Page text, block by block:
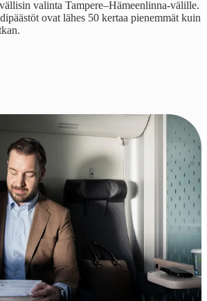
valinta Tampere–Hämeenlinna-välille.
ovat lähes 50 kertaa pienemmät kuin